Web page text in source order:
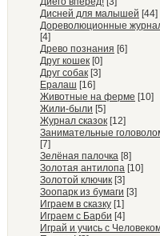
Дисней для малышей [44]
Дореволюционные
[4]
Древо познания [6]
Друг кошек [0]
Друг собак [3]
Ералаш [16]
Животные на ферме [10]
Жили-были [5]
Журнал сказок [12]
Занимательные
[7]
Зелёная палочка [8]
Золотая антилопа [10]
Золотой ключик [3]
Зоопарк из бумаги [3]
Играем в сказку [1]
Играем с Барби [4]
Играй и учись с